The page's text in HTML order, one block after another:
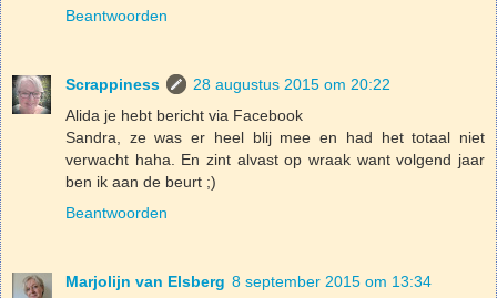
Beantwoorden
Scrappiness
28 augustus 2015 om 20:22
Alida je hebt bericht via Facebook
Sandra, ze was er heel blij mee en had het totaal niet
verwacht haha. En zint alvast op wraak want volgend jaar
ben ik aan de beurt ;)
Beantwoorden
Marjolijn van Elsberg 8 september 2015 om 13:34